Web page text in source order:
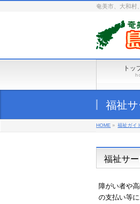
奄美市、大和村
トッ
福祉
HOME » 福祉ガイ
福祉サ
障がい者や
の支払い等